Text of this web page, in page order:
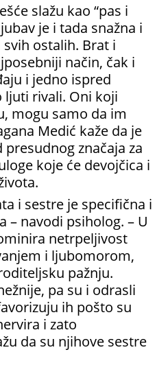
slažu kao “pas i
je i tada snažna i
ostalih. Brat i
način, čak i
i jedno ispred
ljuti rivali. Oni koji
mogu samo da im
Medić kaže da je
značaja za
koje će devojčica i
i sestre je specifična i
– navodi psiholog. – U
netrpeljivost
i ljubomorom,
pažnju.
pa su i odrasli
ih pošto su
i zato
da su njihove sestre